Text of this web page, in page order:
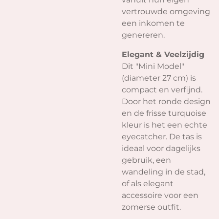
vertrouwde omgeving
een inkomen te
genereren.
Elegant & Veelzijdig
Dit "Mini Model"
(diameter 27 cm) is
compact en verfijnd.
Door het ronde design
en de frisse turquoise
kleur is het een echte
eyecatcher. De tas is
ideaal voor dagelijks
gebruik, een
wandeling in de stad,
of als elegant
accessoire voor een
zomerse outfit.